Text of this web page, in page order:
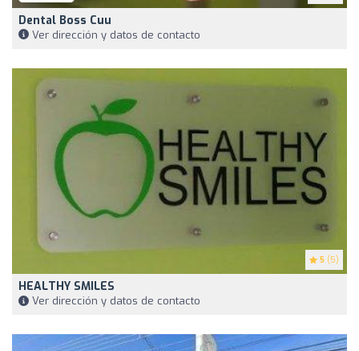
Dental Boss Cuu
Ver dirección y datos de contacto
5 (5)
HEALTHY SMILES
Ver dirección y datos de contacto